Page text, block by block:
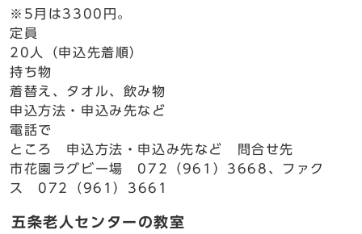
※5月は3300円。
定員
20人（申込先着順）
持ち物
着替え、タオル、飲み物
申込方法・申込み先など
電話で
ところ 申込方法・申込み先など 問合せ先
市花園ラグビー場 072（961）3668、ファク
ス 072（961）3661
五条老人センターの教室